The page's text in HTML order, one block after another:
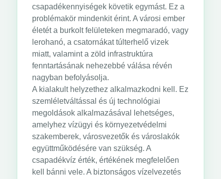
csapadékennyiségek követik egymást. Ez a
problémakör mindenkit érint. A városi ember
életét a burkolt felületeken megmaradó, vagy
lerohanó, a csatornákat túlterhelő vizek
miatt, valamint a zöld infrastruktúra
fenntartásának nehezebbé válása révén
nagyban befolyásolja.
A kialakult helyzethez alkalmazkodni kell. Ez
szemléletváltással és új technológiai
megoldások alkalmazásával lehetséges,
amelyhez vízügyi és környezetvédelmi
szakemberek, városvezetők és városlakók
együttműködésére van szükség. A
csapadékvíz érték, értékének megfelelően
kell bánni vele. A biztonságos vízelvezetés